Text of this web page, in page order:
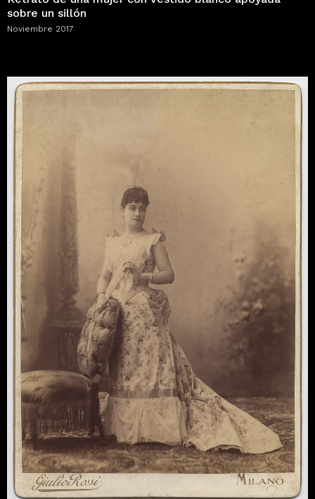
sobre un sillón
Noviembre 2017